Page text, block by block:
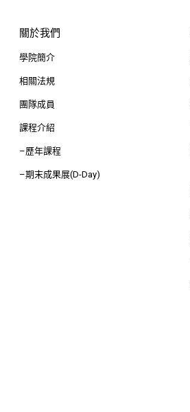
關於我們
學院簡介
相關法規
團隊成員
課程介紹
–歷年課程
–期末成果展(D-Day)